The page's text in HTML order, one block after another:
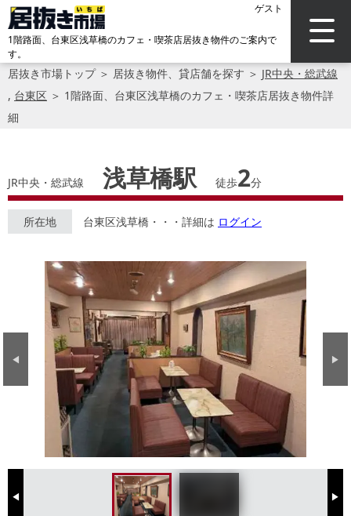
ゲスト
1階路面、台東区浅草橋のカフェ・喫茶店居抜き物件のご案内で
す。
居抜き市場トップ＞ 居抜き物件、貸店舗を探す ＞ JR中央・総武線
, 台東区 ＞ 1階路面、台東区浅草橋のカフェ・喫茶店居抜き物件詳
細
JR中央・総武線 浅草橋駅 徒歩2分
所在地 台東区浅草橋・・・詳細は ログイン
Previous Next
Previous Next